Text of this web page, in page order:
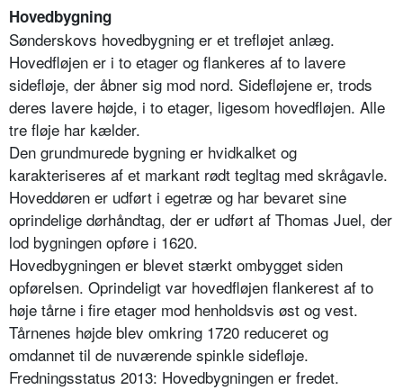
Hovedbygning
Sønderskovs hovedbygning er et trefløjet anlæg.
Hovedfløjen er i to etager og flankeres af to lavere
sidefløje, der åbner sig mod nord. Sidefløjene er, trods
deres lavere højde, i to etager, ligesom hovedfløjen. Alle
tre fløje har kælder.
Den grundmurede bygning er hvidkalket og
karakteriseres af et markant rødt tegltag med skrågavle.
Hoveddøren er udført i egetræ og har bevaret sine
oprindelige dørhåndtag, der er udført af Thomas Juel, der
lod bygningen opføre i 1620.
Hovedbygningen er blevet stærkt ombygget siden
opførelsen. Oprindeligt var hovedfløjen flankerest af to
høje tårne i fire etager mod henholdsvis øst og vest.
Tårnenes højde blev omkring 1720 reduceret og
omdannet til de nuværende spinkle sidefløje.
Fredningsstatus 2013: Hovedbygningen er fredet.